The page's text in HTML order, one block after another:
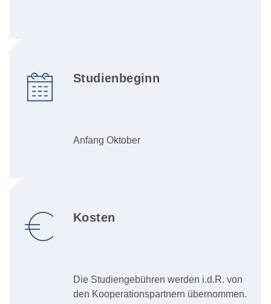
Studienbeginn
Anfang Oktober
Kosten
Die Studiengebühren werden i.d.R. von
den Kooperationspartnern übernommen.